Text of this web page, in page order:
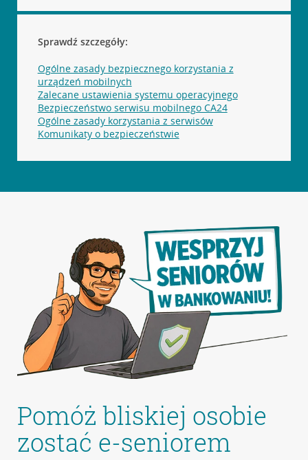
Sprawdź szczegóły:
Ogólne zasady bezpiecznego korzystania z
urządzeń mobilnych
Zalecane ustawienia systemu operacyjnego
Bezpieczeństwo serwisu mobilnego CA24
Ogólne zasady korzystania z serwisów
Komunikaty o bezpieczeństwie
Pomóż bliskiej osobie
zostać e-seniorem